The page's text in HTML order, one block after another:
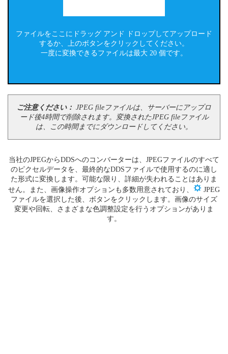
ファイルをここにドラッグ アンド ドロップしてアップロード
するか、上のボタンをクリックしてください。
一度に変換できるファイルは最大 20 個です。
ご注意ください： JPEG fileファイルは、サーバーにアップロ
ード後4時間で削除されます。変換されたJPEG fileファイル
は、この時間までにダウンロードしてください。
当社のJPEGからDDSへのコンバーターは、JPEGファイルのすべて
のピクセルデータを、最終的なDDSファイルで使用するのに適し
た形式に変換します。可能な限り、詳細が失われることはありま
せん。また、画像操作オプションも多数用意されており、
JPEG
ファイルを選択した後、ボタンをクリックします。画像のサイズ
変更や回転、さまざまな色調整設定を行うオプションがありま
す。